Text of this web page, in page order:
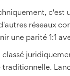
c'est
réseaux
une parité 1:1
classé
traditionnelle.